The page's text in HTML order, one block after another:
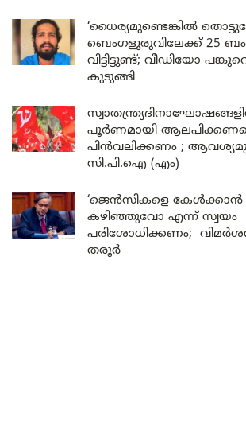
‘ധൈര്യമുണ്ടെങ്കിൽ
ബെംഗളൂരുവിലേക്ക് 25
വിട്ടിട്ടുണ്ട്; വീഡിയോ
കുടുങ്ങി
പൂർണമായി
പിൻവലിക്കണം ;
സി.പി.ഐ (എം)
‘ജെൻസികളെ
കഴിഞ്ഞുവോ എന്ന് സ്വയം
പരിശോധിക്കണം;
തരൂർ